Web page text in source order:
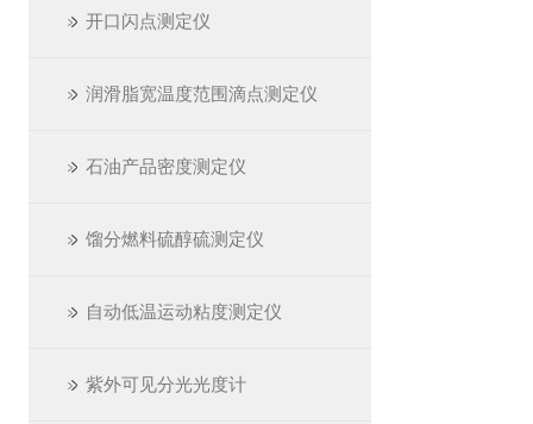
开口闪点测定仪
润滑脂宽温度范围滴点测定仪
石油产品密度测定仪
馏分燃料硫醇硫测定仪
自动低温运动粘度测定仪
紫外可见分光光度计